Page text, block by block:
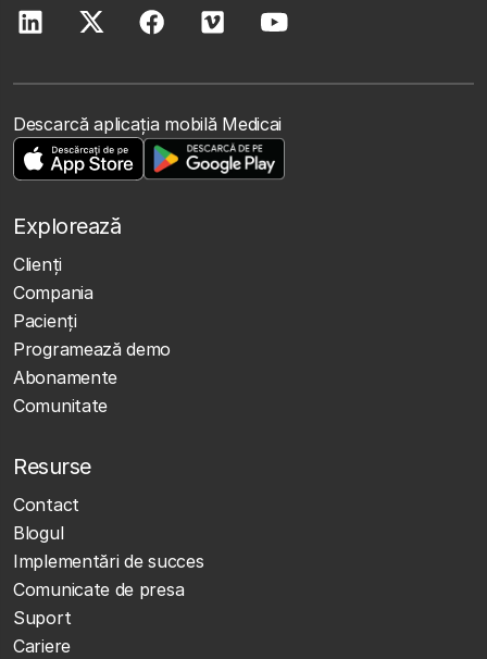
Descarcă aplicația mobilă Medicai
Explorează
Clienţi
Compania
Pacienți
Programează demo
Abonamente
Comunitate
Resurse
Contact
Blogul
Implementări de succes
Comunicate de presa
Suport
Cariere